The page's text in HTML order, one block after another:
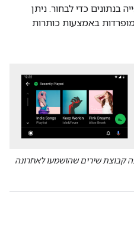
כדי לבחור. ניתן
באמצעות כותרות
קבוצת שירים שהושמעו לאחרונה